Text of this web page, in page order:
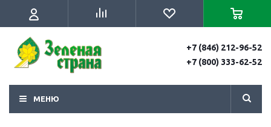
+7 (846) 212-96-52
+7 (800) 333-62-52
МЕНЮ